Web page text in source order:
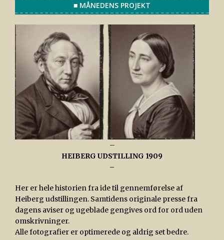
■ MÅNEDENS PROJEKT
–
HEIBERG UDSTILLING 1909
–
Her er hele historien fra ide til gennemførelse af
Heiberg udstillingen. Samtidens originale presse fra
dagens aviser og ugeblade gengives ord for ord uden
omskrivninger.
Alle fotografier er optimerede og aldrig set bedre.